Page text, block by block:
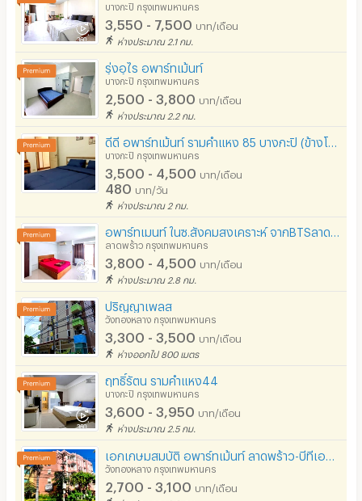
บางกะปิ กรุงเทพมหานคร
3,550 - 7,500 บาท/เดือน
ห่างประมาณ 2.1 กม.
รุ่งอุไร อพาร์ทเม้นท์
บางกะปิ กรุงเทพมหานคร
2,500 - 3,800 บาท/เดือน
ห่างประมาณ 2.2 กม.
บางกะปิ กรุงเทพมหานคร
3,500 - 4,500 บาท/เดือน
480 บาท/วัน
ห่างประมาณ 2 กม.
ลาดพร้าว กรุงเทพมหานคร
3,800 - 4,500 บาท/เดือน
ห่างประมาณ 2.8 กม.
ปริญญาเพลส
วังทองหลาง กรุงเทพมหานคร
3,300 - 3,500 บาท/เดือน
ห่างออกไป 800 เมตร
ฤทธิ์รัตน รามคำแหง44
บางกะปิ กรุงเทพมหานคร
3,600 - 3,950 บาท/เดือน
ห่างประมาณ 2.5 กม.
วังทองหลาง กรุงเทพมหานคร
2,700 - 3,100 บาท/เดือน